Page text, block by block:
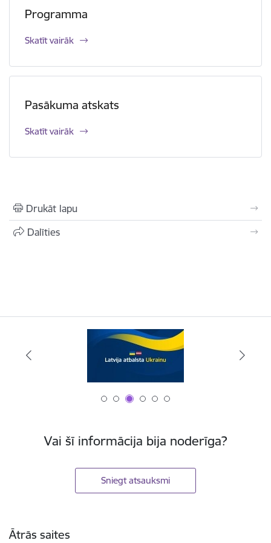
Programma
Skatīt vairāk
Pasākuma atskats
Skatīt vairāk
Drukāt lapu
Dalīties
Vai šī informācija bija noderīga?
Sniegt atsauksmi
Ātrās saites